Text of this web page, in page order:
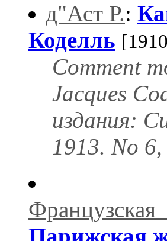
д"Аст Р.:
Коделль
Comment
Jacques
издания:
1913. No